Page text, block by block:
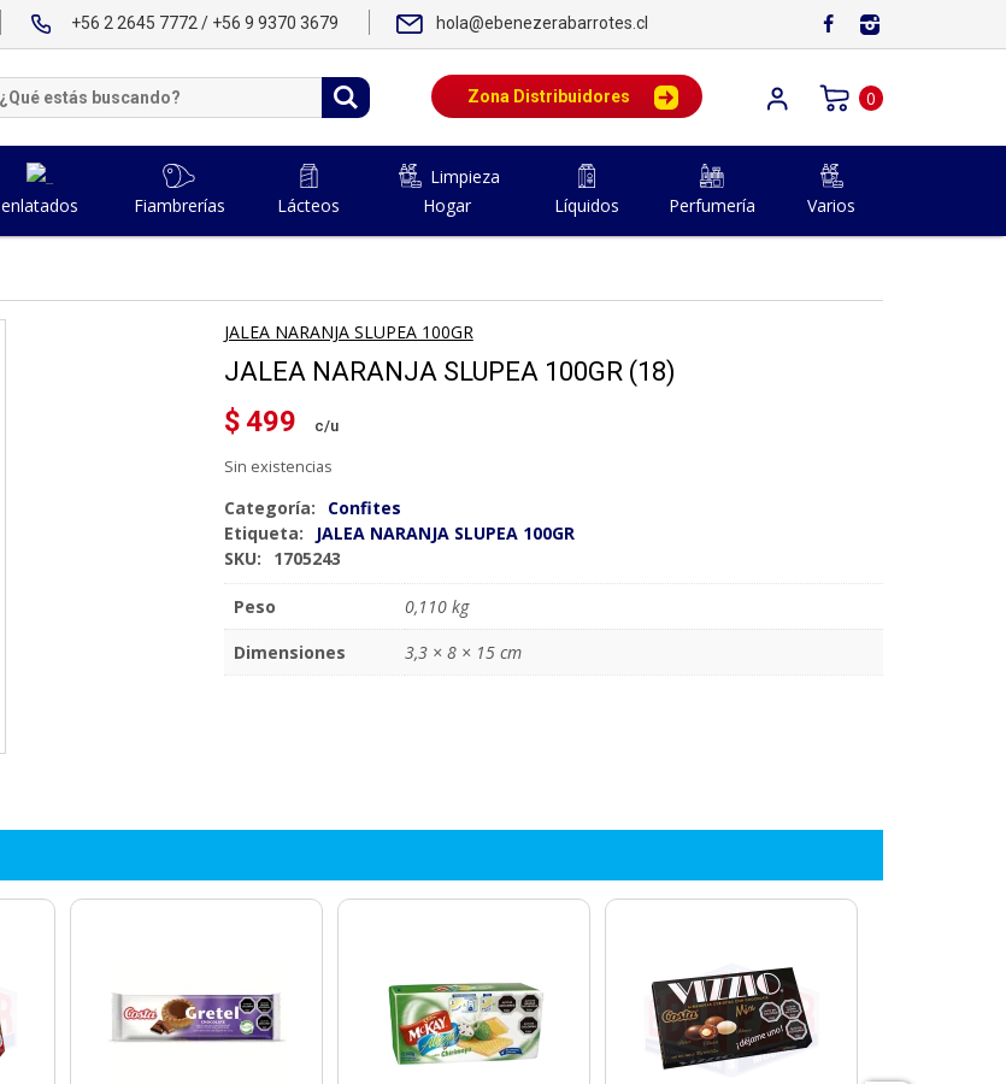
+56 2 2645 7772 / +56 9 9370 3679 hola@ebenezerabarrotes.cl
Zona Distribuidores 0
enlatados Fiambrerías Lácteos
Limpieza
Hogar
Líquidos Perfumería Varios
JALEA NARANJA SLUPEA 100GR
JALEA NARANJA SLUPEA 100GR (18)
$499
Sin existencias
Categoría:
Confites
Etiqueta:
JALEA NARANJA SLUPEA 100GR
SKU:
1705243
Peso
0,110 kg
Dimensiones
3,3 × 8 × 15 cm